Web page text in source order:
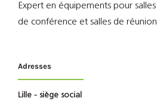
Expert en équipements pour salles
de conférence et salles de réunion
Adresses
Lille - siège social